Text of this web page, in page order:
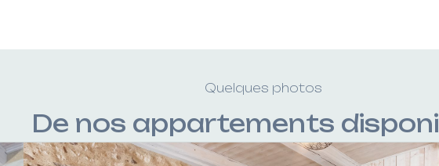
Quelques photos
De nos appartements